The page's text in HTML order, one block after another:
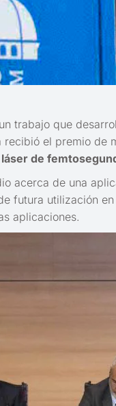
trabajo que
recibió el premio de
de
acerca de una
futura utilización
aplicaciones.